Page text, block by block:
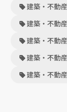
建築・不動
建築・不動
建築・不動
建築・不動
建築・不動